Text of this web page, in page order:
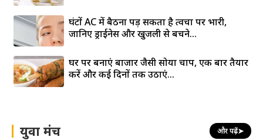
घंटों AC में बैठना पड़ सकता है त्वचा पर भारी,
जानिए ड्राईनेस और खुजली से बचने...
घर पर बनाएं बाजार जैसी सोया चाप, एक बार तैयार
करें और कई दिनों तक उठाएं...
युवा मंच और पढ़ें➤